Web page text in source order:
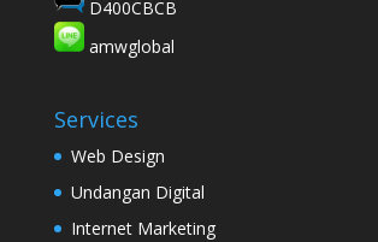
D400CBCB
amwglobal
Services
Web Design
Undangan Digital
Internet Marketing